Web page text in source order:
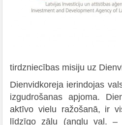
tirdzniecības misiju uz
Dienvidkoreja ierindojas
izgudrošanas apjoma.
aktīvo vielu ražošanā, ir
līdzīgo zāļu (angļu val. –